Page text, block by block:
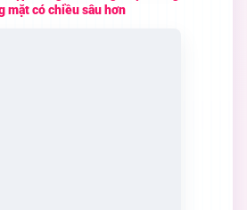
mặt có chiều sâu hơn